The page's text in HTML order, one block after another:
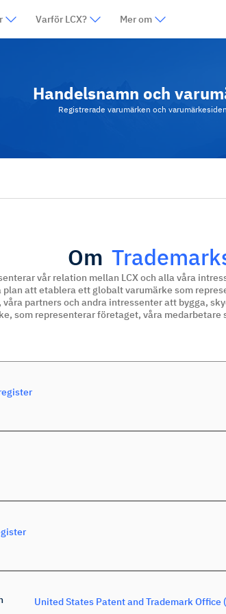
Varför LCX? Mer om
Handelsnamn och
Registrerade varumärken och
Om
vår relation mellan LCX och alla våra
att etablera ett globalt varumärke som
partners och andra intressenter att bygga,
som representerar företaget, våra medarbetare
United States Patent and Trademark Office